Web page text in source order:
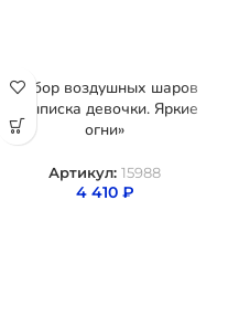
Набор воздушных шаров
«Выписка девочки. Яркие
огни»
Артикул: 15988
4 410 ₽